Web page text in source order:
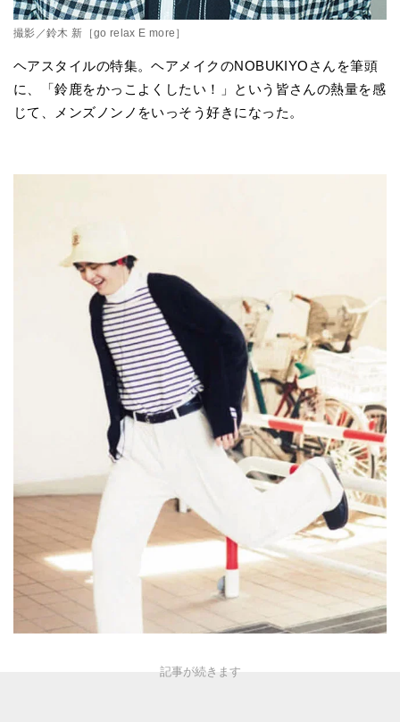
撮影／鈴木 新［go relax E more］
ヘアスタイルの特集。ヘアメイクのNOBUKIYOさんを筆頭
に、「鈴鹿をかっこよくしたい！」という皆さんの熱量を感
じて、メンズノンノをいっそう好きになった。